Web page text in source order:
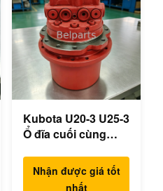
Kubota U20-3 U25-3
Ổ đĩa cuối cùng
230F Động cơ du
lịch OEM B0240-
Nhận được giá tốt
nhất